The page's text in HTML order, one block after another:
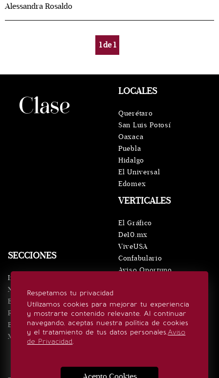
Alessandra Rosaldo
1de1
Respetamos tu privacidad
Utilizamos cookies para mejorar tu experiencia
y mostrarte contenido relevante. Al continuar
navegando, aceptas nuestra política de cookies
y el tratamiento de tus datos personales.Aviso
de Privacidad.
SECCIONES
Inicio
Noticias
Eventos
Realeza
Estilo de vida
Minuto x Minuto
VERTICALES
El Gráfico
De10.mx
ViveUSA
Confabulario
Aviso Oportuno
LOCALES
Querétaro
San Luis Potosí
Oaxaca
Puebla
Hidalgo
El Universal
Edomex
SÍGUENOS